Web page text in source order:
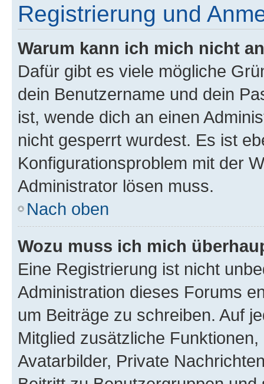
Registrierung und
Warum kann ich mich nicht
Dafür gibt es viele mögliche
dein Benutzername und dein
ist, wende dich an einen
nicht gesperrt wurdest. Es ist
Konfigurationsproblem mit der
Administrator lösen muss.
Nach oben
Wozu muss ich mich
Eine Registrierung ist nicht
Administration dieses Forums
um Beiträge zu schreiben. Auf
Mitglied zusätzliche
Avatarbilder, Private